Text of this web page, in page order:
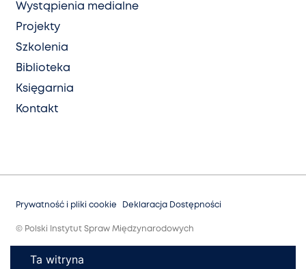
Wystąpienia medialne
Projekty
Szkolenia
Biblioteka
Księgarnia
Kontakt
Prywatność i pliki cookie Deklaracja Dostępności
© Polski Instytut Spraw Międzynarodowych
Ta witryna